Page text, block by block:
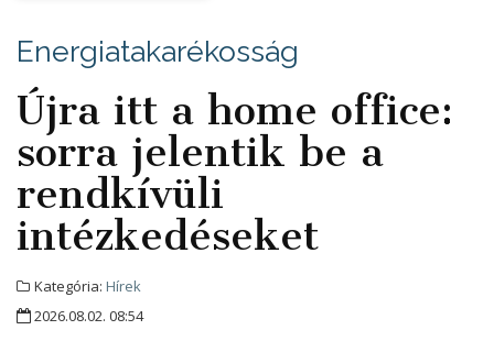
Energiatakarékosság
Újra itt a home office:
sorra jelentik be a
rendkívüli
intézkedéseket
Kategória: Hírek
2026.08.02. 08:54